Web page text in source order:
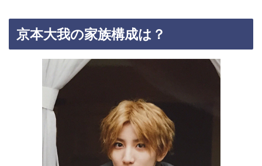
京本大我の家族構成は？